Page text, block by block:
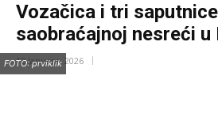
Vozačica i tri
saobraćajnoj nesreći u
12 Januara, 2026
FOTO: prviklik